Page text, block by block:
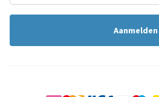
Aanmelden